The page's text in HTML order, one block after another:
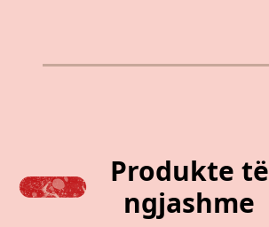
Produkte të
ngjashme